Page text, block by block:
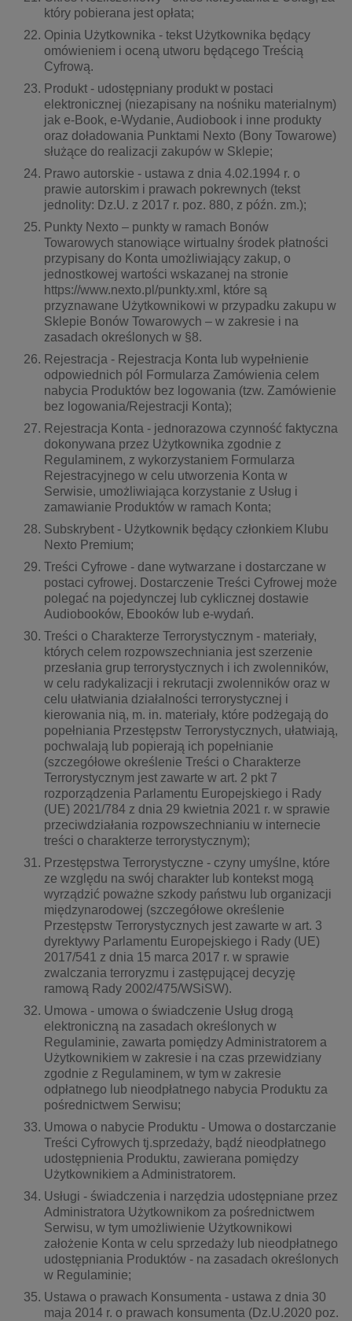
który pobierana jest opłata;
Opinia Użytkownika - tekst Użytkownika będący
omówieniem i oceną utworu będącego Treścią
Cyfrową.
Produkt - udostępniany produkt w postaci
elektronicznej (niezapisany na nośniku materialnym)
jak e-Book, e-Wydanie, Audiobook i inne produkty
oraz doładowania Punktami Nexto (Bony Towarowe)
służące do realizacji zakupów w Sklepie;
Prawo autorskie - ustawa z dnia 4.02.1994 r. o
prawie autorskim i prawach pokrewnych (tekst
jednolity: Dz.U. z 2017 r. poz. 880, z późn. zm.);
Punkty Nexto – punkty w ramach Bonów
Towarowych stanowiące wirtualny środek płatności
przypisany do Konta umożliwiający zakup, o
jednostkowej wartości wskazanej na stronie
https://www.nexto.pl/punkty.xml, które są
przyznawane Użytkownikowi w przypadku zakupu w
Sklepie Bonów Towarowych – w zakresie i na
zasadach określonych w §8.
Rejestracja - Rejestracja Konta lub wypełnienie
odpowiednich pól Formularza Zamówienia celem
nabycia Produktów bez logowania (tzw. Zamówienie
bez logowania/Rejestracji Konta);
Rejestracja Konta - jednorazowa czynność faktyczna
dokonywana przez Użytkownika zgodnie z
Regulaminem, z wykorzystaniem Formularza
Rejestracyjnego w celu utworzenia Konta w
Serwisie, umożliwiająca korzystanie z Usług i
zamawianie Produktów w ramach Konta;
Subskrybent - Użytkownik będący członkiem Klubu
Nexto Premium;
Treści Cyfrowe - dane wytwarzane i dostarczane w
postaci cyfrowej. Dostarczenie Treści Cyfrowej może
polegać na pojedynczej lub cyklicznej dostawie
Audiobooków, Ebooków lub e-wydań.
Treści o Charakterze Terrorystycznym - materiały,
których celem rozpowszechniania jest szerzenie
przesłania grup terrorystycznych i ich zwolenników,
w celu radykalizacji i rekrutacji zwolenników oraz w
celu ułatwiania działalności terrorystycznej i
kierowania nią, m. in. materiały, które podżegają do
popełniania Przestępstw Terrorystycznych, ułatwiają,
pochwalają lub popierają ich popełnianie
(szczegółowe określenie Treści o Charakterze
Terrorystycznym jest zawarte w art. 2 pkt 7
rozporządzenia Parlamentu Europejskiego i Rady
(UE) 2021/784 z dnia 29 kwietnia 2021 r. w sprawie
przeciwdziałania rozpowszechnianiu w internecie
treści o charakterze terrorystycznym);
Przestępstwa Terrorystyczne - czyny umyślne, które
ze względu na swój charakter lub kontekst mogą
wyrządzić poważne szkody państwu lub organizacji
międzynarodowej (szczegółowe określenie
Przestępstw Terrorystycznych jest zawarte w art. 3
dyrektywy Parlamentu Europejskiego i Rady (UE)
2017/541 z dnia 15 marca 2017 r. w sprawie
zwalczania terroryzmu i zastępującej decyzję
ramową Rady 2002/475/WSiSW).
Umowa - umowa o świadczenie Usług drogą
elektroniczną na zasadach określonych w
Regulaminie, zawarta pomiędzy Administratorem a
Użytkownikiem w zakresie i na czas przewidziany
zgodnie z Regulaminem, w tym w zakresie
odpłatnego lub nieodpłatnego nabycia Produktu za
pośrednictwem Serwisu;
Umowa o nabycie Produktu - Umowa o dostarczanie
Treści Cyfrowych tj.sprzedaży, bądź nieodpłatnego
udostępnienia Produktu, zawierana pomiędzy
Użytkownikiem a Administratorem.
Usługi - świadczenia i narzędzia udostępniane przez
Administratora Użytkownikom za pośrednictwem
Serwisu, w tym umożliwienie Użytkownikowi
założenie Konta w celu sprzedaży lub nieodpłatnego
udostępniania Produktów - na zasadach określonych
w Regulaminie;
Ustawa o prawach Konsumenta - ustawa z dnia 30
maja 2014 r. o prawach konsumenta (Dz.U.2020 poz.